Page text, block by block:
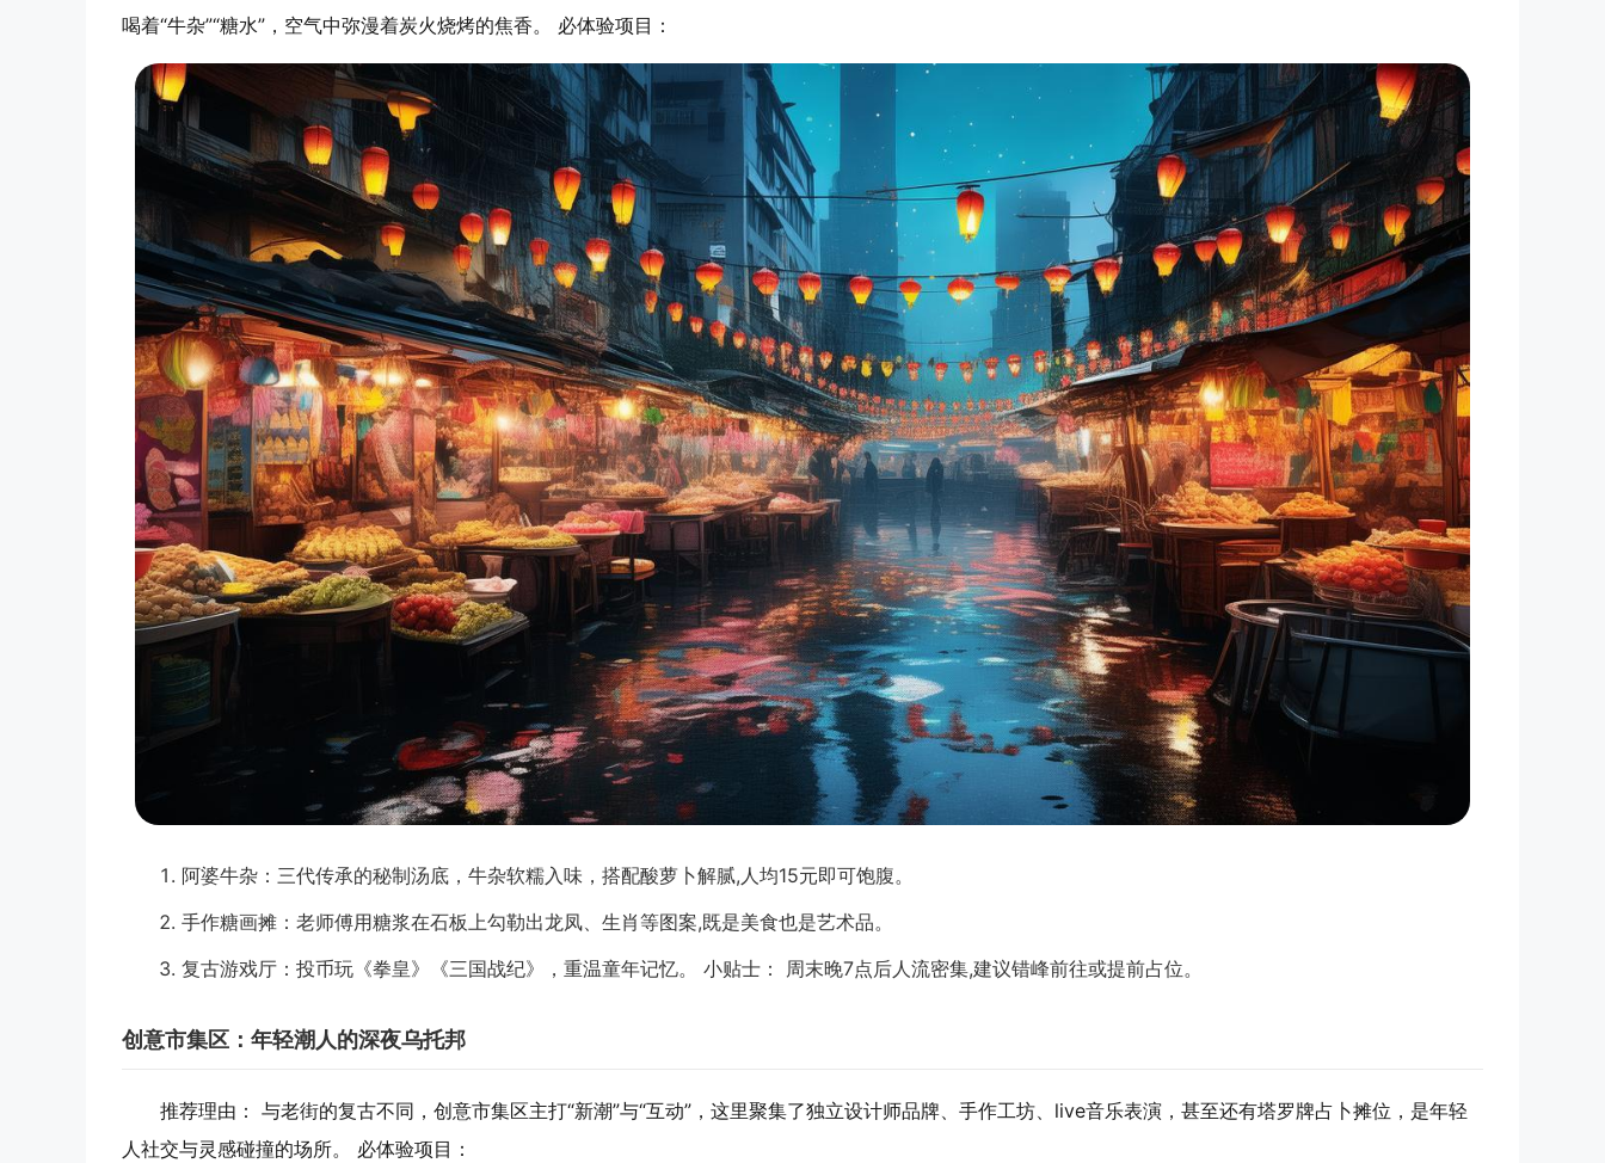
喝着“牛杂”“糖水”，空气中弥漫着炭火烧烤的焦香。 必体验项目 ：
阿婆牛杂 ：三代传承的秘制汤底，牛杂软糯入味，搭配酸萝卜解腻,人均15元即可饱腹。
手作糖画摊 ：老师傅用糖浆在石板上勾勒出龙凤、生肖等图案,既是美食也是艺术品。
复古游戏厅 ：投币玩《拳皇》《三国战纪》，重温童年记忆。 小贴士 ： 周末晚7点后人流密集,建议错峰前往或提前占位。
创意市集区：年轻潮人的深夜乌托邦
推荐理由 ： 与老街的复古不同，创意市集区主打“新潮”与“互动”，这里聚集了独立设计师品牌、手作工坊、live音乐表演，甚至还有塔罗牌占卜摊位，是年轻
人社交与灵感碰撞的场所。 必体验项目 ：